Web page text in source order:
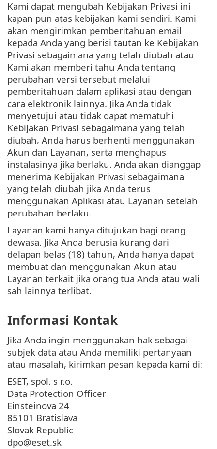
Kami dapat mengubah Kebijakan Privasi ini
kapan pun atas kebijakan kami sendiri. Kami
akan mengirimkan pemberitahuan email
kepada Anda yang berisi tautan ke Kebijakan
Privasi sebagaimana yang telah diubah atau
Kami akan memberi tahu Anda tentang
perubahan versi tersebut melalui
pemberitahuan dalam aplikasi atau dengan
cara elektronik lainnya. Jika Anda tidak
menyetujui atau tidak dapat mematuhi
Kebijakan Privasi sebagaimana yang telah
diubah, Anda harus berhenti menggunakan
Akun dan Layanan, serta menghapus
instalasinya jika berlaku. Anda akan dianggap
menerima Kebijakan Privasi sebagaimana
yang telah diubah jika Anda terus
menggunakan Aplikasi atau Layanan setelah
perubahan berlaku.
Layanan kami hanya ditujukan bagi orang
dewasa. Jika Anda berusia kurang dari
delapan belas (18) tahun, Anda hanya dapat
membuat dan menggunakan Akun atau
Layanan terkait jika orang tua Anda atau wali
sah lainnya terlibat.
Informasi Kontak
Jika Anda ingin menggunakan hak sebagai
subjek data atau Anda memiliki pertanyaan
atau masalah, kirimkan pesan kepada kami di:
ESET, spol. s r.o.
Data Protection Officer
Einsteinova 24
85101 Bratislava
Slovak Republic
dpo@eset.sk